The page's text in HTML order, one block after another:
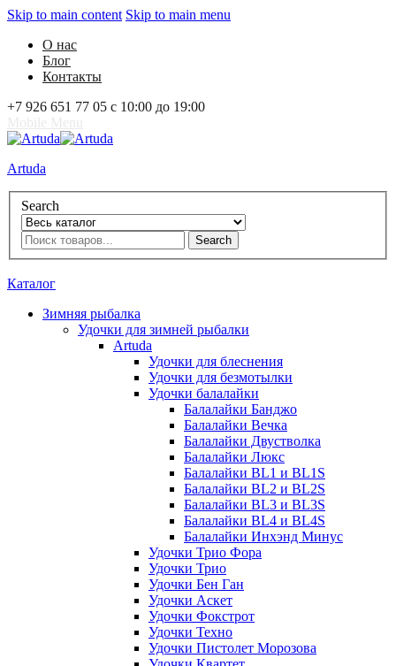
Skip to main content Skip to main menu
О нас
Блог
Контакты
+7 926 651 77 05 с 10:00 до 19:00
Artuda
Search
Search
Каталог
Зимняя рыбалка
Удочки для зимней рыбалки
Artuda
Удочки для блеснения
Удочки для безмотылки
Удочки балалайки
Балалайки Банджо
Балалайки Вечка
Балалайки Двустволка
Балалайки Люкс
Балалайки BL1 и BL1S
Балалайки BL2 и BL2S
Балалайки BL3 и BL3S
Балалайки BL4 и BL4S
Балалайки Инхэнд Минус
Удочки Трио Фора
Удочки Трио
Удочки Бен Ган
Удочки Аскет
Удочки Фокстрот
Удочки Техно
Удочки Пистолет Морозова